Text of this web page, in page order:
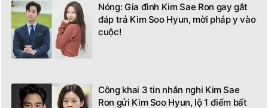
Nóng: Gia đình Kim Sae Ron gay gắt
đáp trả Kim Soo Hyun, mời pháp y vào
cuộc!
Công khai 3 tin nhắn nghi Kim Sae
Ron gửi Kim Soo Hyun, lộ 1 điểm bất